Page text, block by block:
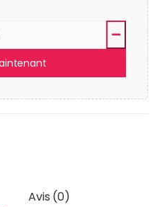
Avis (0)